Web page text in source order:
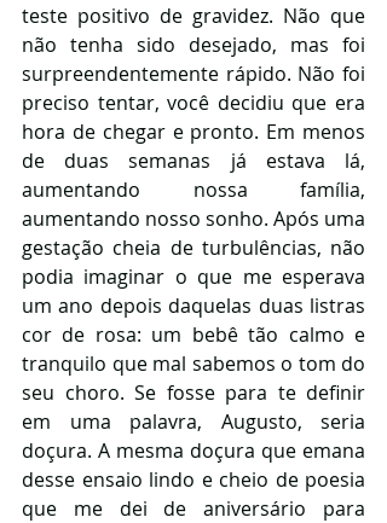
teste positivo de gravidez. Não que
não tenha sido desejado, mas foi
surpreendentemente rápido. Não foi
preciso tentar, você decidiu que era
hora de chegar e pronto. Em menos
de duas semanas já estava lá,
aumentando nossa família,
aumentando nosso sonho. Após uma
gestação cheia de turbulências, não
podia imaginar o que me esperava
um ano depois daquelas duas listras
cor de rosa: um bebê tão calmo e
tranquilo que mal sabemos o tom do
seu choro. Se fosse para te definir
em uma palavra, Augusto, seria
doçura. A mesma doçura que emana
desse ensaio lindo e cheio de poesia
que me dei de aniversário para